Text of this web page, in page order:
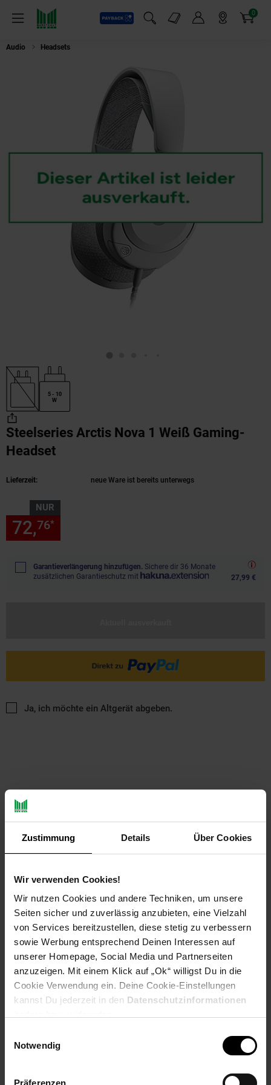
Zustimmung Details Über Cookies
Wir verwenden Cookies!
Wir nutzen Cookies und andere Techniken, um unsere
Seiten sicher und zuverlässig anzubieten, eine Vielzahl
von Services bereitzustellen, diese stetig zu verbessern
sowie Werbung entsprechend Deinen Interessen auf
unserer Homepage, Social Media und Partnerseiten
anzuzeigen. Mit einem Klick auf „Ok“ willigst Du in die
Cookie Verwendung ein. Deine Cookie-Einstellungen
kannst Du jederzeit in den Datenschutzinformationen
Notwendig
Präferenzen
Menü
Payback
Suchfeld einblenden
Markt-Angebote 0
Artikel
Audio Headsets
5 - 10
W
Steelseries Arctis Nova 1 Weiß Gaming-
Headset
Lieferzeit: neue Ware ist bereits unterwegs
NUR
72,76*
Garantieverlängerung hinzufügen. Sichere dir 36 Monate
zusätzlichen Garantieschutz mit
27,99 €
Ja, ich möchte ein Altgerät abgeben.
PAYBACK
Produktbeschreibung
Bieten Sie Ihren Ohren dank Almighty Audio ein Gaming-
Erlebnis, das sie so noch nicht erlebt haben. Das Arctis Nova
1 wird durch die hochmoderne Arctis Nova-Software
unterstützt. Zusammen mit den eigens entwickelten HiFi-
Treibern entsteht eine Klangqualität, die Sie nicht mehr missen
wollen werden. Dank des immersiven Surround-Sounds hören
um voll und ganz in die Welt Ihrer Spiele eintauchen zu können.
Die Sonar Audio-Software und der parametrische 10-Band-
Erlebnisses anzupassen. Mit nur wenigen Klicks verstärken